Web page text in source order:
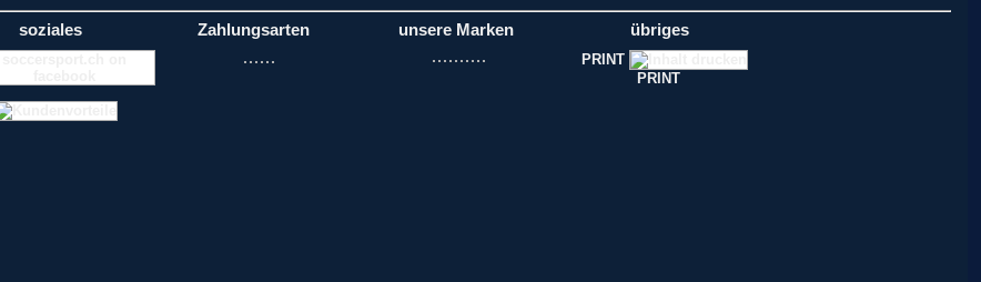
soziales Zahlungsarten unsere Marken übriges
PRINT
PRINT